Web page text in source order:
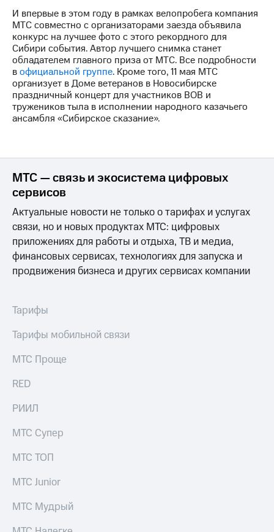
Дивиденды
Рынок
облигаций
Описание
Еврооблигации-2023
Уведомление
о
погашении
именных
Реквизиты
Контакты
развитие
деловая этика
На главную
И впервые в этом году в рамках велопробега компания
МТС совместно с организаторами заезда объявила
конкурс на лучшее фото с этого рекордного для
Сибири события. Автор лучшего снимка станет
обладателем главного приза от МТС. Все подробности
вофициальной группе. Кроме того, 11 мая МТС
организует в Доме ветеранов в Новосибирске
праздничный концерт для участников ВОВ и
тружеников тыла в исполнении народного казачьего
ансамбля «Сибирское сказание».
МТС — связь и экосистема цифровых
сервисов
Актуальные новости не только о тарифах и услугах
связи, но и новых продуктах МТС: цифровых
приложениях для работы и отдыха, ТВ и медиа,
финансовых сервисах, технологиях для запуска и
продвижения бизнеса и других сервисах компании
Тарифы
Тарифы мобильной связи
МТС Проще
RED
РИИЛ
МТС Супер
МТС ТОП
МТС Junior
МТС Мудрый